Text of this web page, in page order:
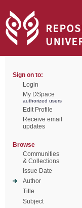
Sign on to:
Login
My DSpace
authorized users
Edit Profile
Receive email
updates
Browse
Communities
& Collections
Issue Date
Author
Title
Subject